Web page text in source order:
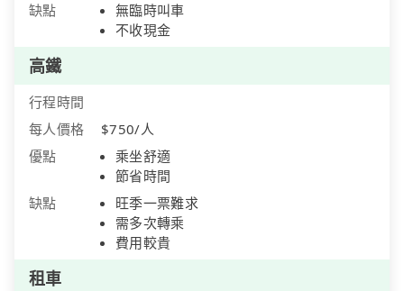
缺點
無臨時叫車
不收現金
高鐵
行程時間
每人價格
$750/人
優點
乘坐舒適
節省時間
缺點
旺季一票難求
需多次轉乘
費用較貴
租車